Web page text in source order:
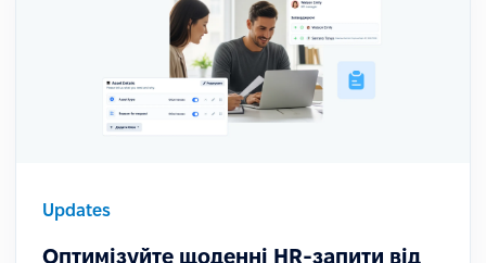
Updates
Оптимізуйте щоденні HR-запити від